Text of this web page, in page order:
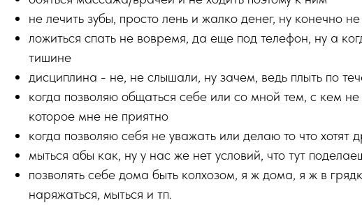
не лечить зубы, просто лень и жалко денег, ну конечно
ложиться спать не вовремя, да еще под телефон, ну а
тишине
дисциплина - не, не слышали, ну зачем, ведь плыть по
когда позволяю общаться себе или со мной тем, с кем
которое мне не приятно
когда позволяю себя не уважать или делаю то что хотят
мыться абы как, ну у нас же нет условий, что тут
позволять себе дома быть колхозом, я ж дома, я ж в
наряжаться, мыться и тп.